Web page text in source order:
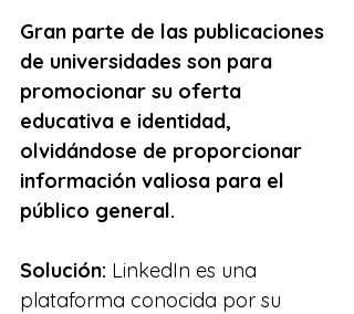
Gran parte de las publicaciones
de universidades son para
promocionar su oferta
educativa e identidad,
olvidándose de proporcionar
información valiosa para el
público general.
Solución: LinkedIn es una
plataforma conocida por su